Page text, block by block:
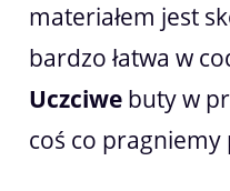
materiałem jest
bardzo łatwa w
Uczciwe buty w
coś co pragniemy